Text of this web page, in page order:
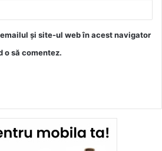
și site-ul web în acest navigator
o să comentez.